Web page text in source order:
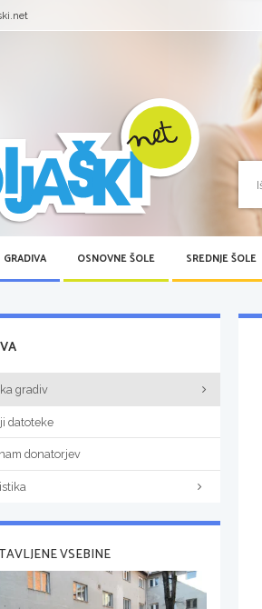
GRADIVA OSNOVNE ŠOLE SREDNJE ŠOLE
gradiv
datoteke
donatorjev
VSEBINE